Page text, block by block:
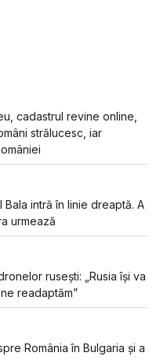
cadastrul revine online,
strălucesc, iar
intră în linie dreaptă. A
urmează
rusești: „Rusia își va
readaptăm”
România în Bulgaria și a